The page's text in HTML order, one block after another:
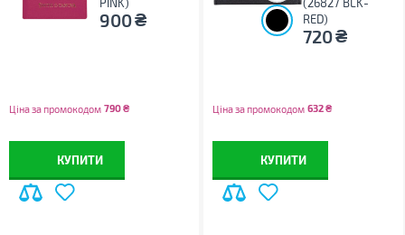
900₴
Ціна за промокодом 790₴
КУПИТИ
RED)
720₴
Ціна за промокодом 632₴
КУПИТИ